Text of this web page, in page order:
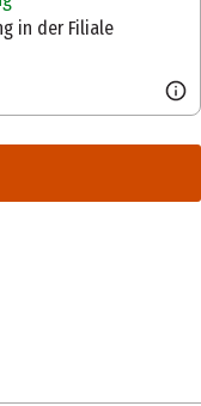
in der Filiale